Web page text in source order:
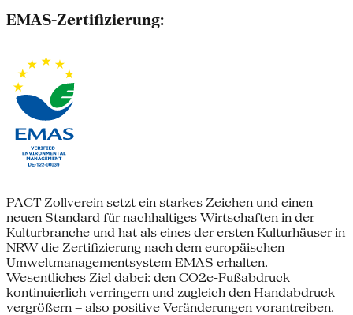
EMAS-Zertifizierung:
PACT Zollverein setzt ein starkes Zeichen und einen
neuen Standard für nachhaltiges Wirtschaften in der
Kulturbranche und hat als eines der ersten Kulturhäuser in
NRW die Zertifizierung nach dem europäischen
Umweltmanagementsystem EMAS erhalten.
Wesentliches Ziel dabei: den CO2e-Fußabdruck
kontinuierlich verringern und zugleich den Handabdruck
vergrößern – also positive Veränderungen vorantreiben.